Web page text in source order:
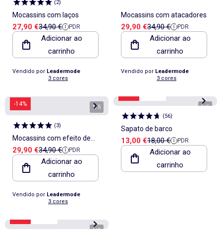
(2)
Mocassins com laços
Preço de venda
27,90 €Preço de referência
34,90 € PDR
Adicionar ao
carrinho
Vendido por Leadermode
3 cores
Mocassins com atacadores
Preço de venda
29,90 €Preço de referência
34,90 € PDR
Adicionar ao
carrinho
Vendido por Leadermode
3 cores
-14% 1/5
(3)
Mocassins com efeito de
camurça
Preço de venda
29,90 €Preço de referência
34,90 € PDR
Adicionar ao
carrinho
Vendido por Leadermode
3 cores
1/5
(56)
Sapato de barco
Preço de venda
13,00 €Preço de referência
18,00 € PDR
Adicionar ao
carrinho
1/5